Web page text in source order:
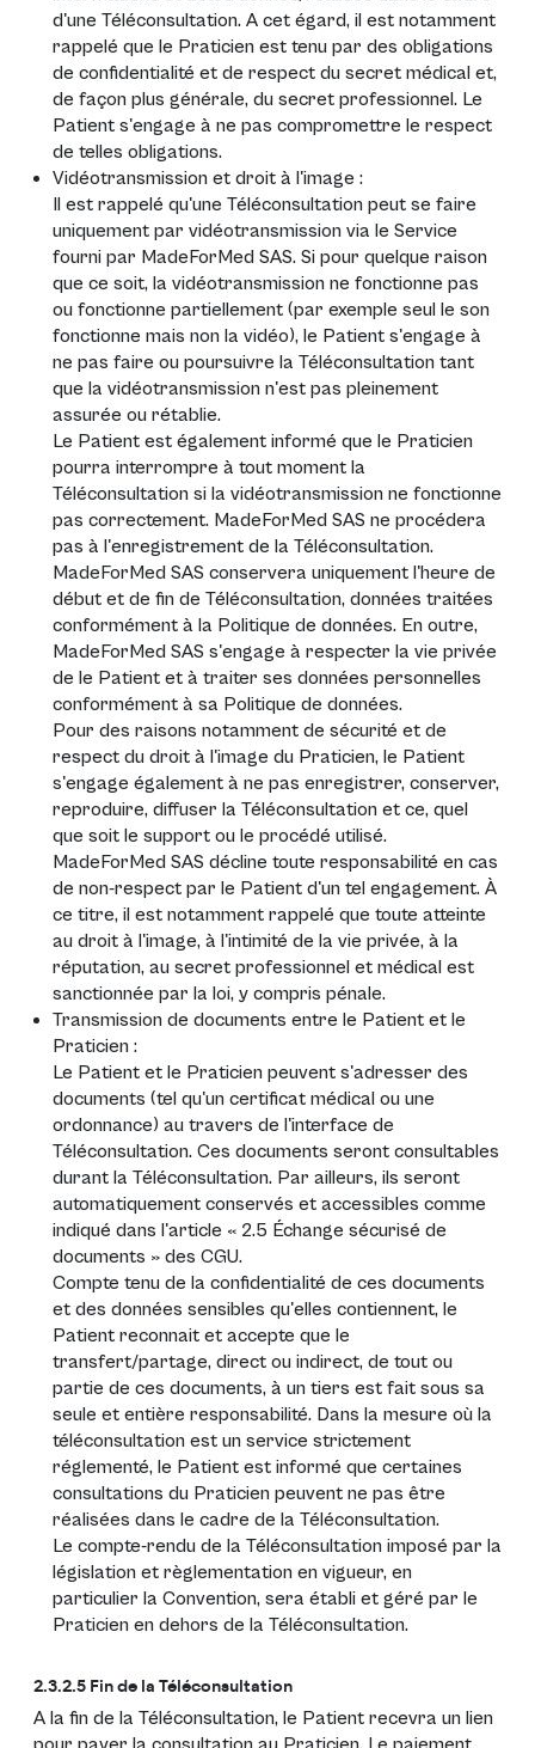
d'une Téléconsultation. A cet égard, il est notamment
rappelé que le Praticien est tenu par des obligations
de confidentialité et de respect du secret médical et,
de façon plus générale, du secret professionnel. Le
Patient s'engage à ne pas compromettre le respect
de telles obligations.
Vidéotransmission et droit à l'image :
Il est rappelé qu'une Téléconsultation peut se faire
uniquement par vidéotransmission via le Service
fourni par MadeForMed SAS. Si pour quelque raison
que ce soit, la vidéotransmission ne fonctionne pas
ou fonctionne partiellement (par exemple seul le son
fonctionne mais non la vidéo), le Patient s'engage à
ne pas faire ou poursuivre la Téléconsultation tant
que la vidéotransmission n'est pas pleinement
assurée ou rétablie.
Le Patient est également informé que le Praticien
pourra interrompre à tout moment la
Téléconsultation si la vidéotransmission ne fonctionne
pas correctement. MadeForMed SAS ne procédera
pas à l'enregistrement de la Téléconsultation.
MadeForMed SAS conservera uniquement l'heure de
début et de fin de Téléconsultation, données traitées
conformément à la Politique de données. En outre,
MadeForMed SAS s'engage à respecter la vie privée
de le Patient et à traiter ses données personnelles
conformément à sa Politique de données.
Pour des raisons notamment de sécurité et de
respect du droit à l'image du Praticien, le Patient
s'engage également à ne pas enregistrer, conserver,
reproduire, diffuser la Téléconsultation et ce, quel
que soit le support ou le procédé utilisé.
MadeForMed SAS décline toute responsabilité en cas
de non-respect par le Patient d'un tel engagement. À
ce titre, il est notamment rappelé que toute atteinte
au droit à l'image, à l'intimité de la vie privée, à la
réputation, au secret professionnel et médical est
sanctionnée par la loi, y compris pénale.
Transmission de documents entre le Patient et le
Praticien :
Le Patient et le Praticien peuvent s'adresser des
documents (tel qu'un certificat médical ou une
ordonnance) au travers de l'interface de
Téléconsultation. Ces documents seront consultables
durant la Téléconsultation. Par ailleurs, ils seront
automatiquement conservés et accessibles comme
indiqué dans l'article « 2.5 Échange sécurisé de
documents » des CGU.
Compte tenu de la confidentialité de ces documents
et des données sensibles qu'elles contiennent, le
Patient reconnait et accepte que le
transfert/partage, direct ou indirect, de tout ou
partie de ces documents, à un tiers est fait sous sa
seule et entière responsabilité. Dans la mesure où la
téléconsultation est un service strictement
réglementé, le Patient est informé que certaines
consultations du Praticien peuvent ne pas être
réalisées dans le cadre de la Téléconsultation.
Le compte-rendu de la Téléconsultation imposé par la
législation et règlementation en vigueur, en
particulier la Convention, sera établi et géré par le
Praticien en dehors de la Téléconsultation.
2.3.2.5 Fin de la Téléconsultation
A la fin de la Téléconsultation, le Patient recevra un lien